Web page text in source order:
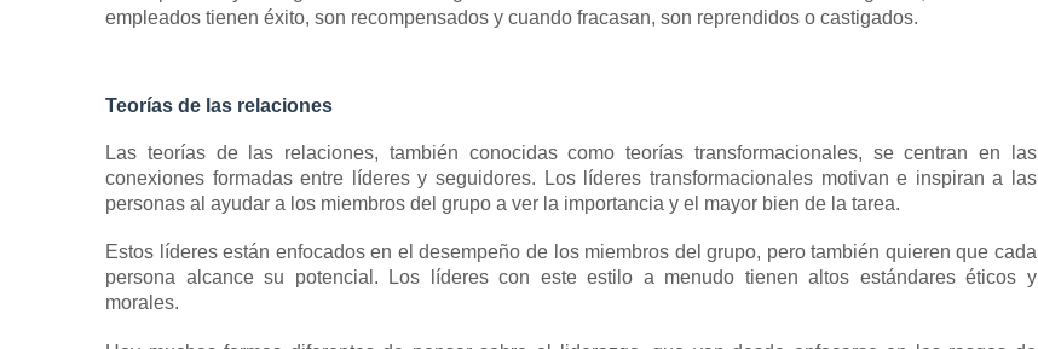
empleados tienen éxito, son recompensados ​​y cuando fracasan, son reprendidos o castigados.
Teorías de las relaciones
Las teorías de las relaciones, también conocidas como teorías transformacionales, se centran en las
conexiones formadas entre líderes y seguidores.
Los líderes transformacionales motivan e inspiran a las
personas al ayudar a los miembros del grupo a ver la importancia y el mayor bien de la tarea.
Estos líderes están enfocados en el desempeño de los miembros del grupo, pero también quieren que cada
persona alcance su potencial.
Los líderes con este estilo a menudo tienen altos estándares éticos y
morales.